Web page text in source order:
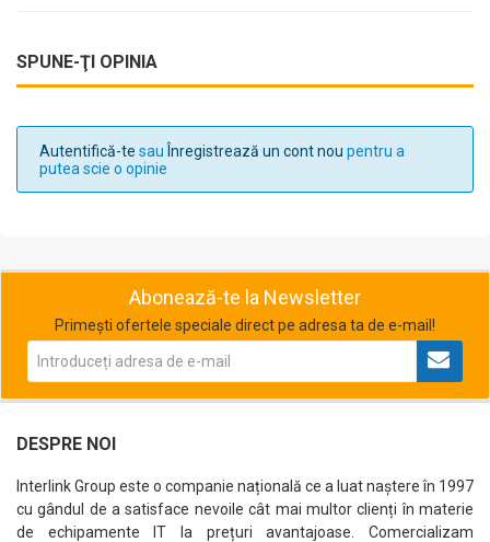
SPUNE-ŢI OPINIA
Autentifică-te sau Înregistrează un cont nou pentru a
putea scie o opinie
Abonează-te la Newsletter
Primești ofertele speciale direct pe adresa ta de e-mail!
DESPRE NOI
Interlink Group este o companie națională ce a luat naștere în 1997
cu gândul de a satisface nevoile cât mai multor clienți în materie
de echipamente IT la prețuri avantajoase. Comercializam